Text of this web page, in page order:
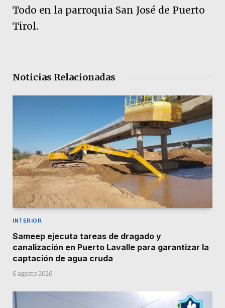
Todo en la parroquia San José de Puerto
Tirol.
Noticias Relacionadas
INTERIOR
Sameep ejecuta tareas de dragado y
canalización en Puerto Lavalle para garantizar la
captación de agua cruda
6 agosto 2026